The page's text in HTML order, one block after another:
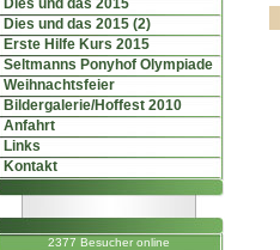
Dies und das 2015
Dies und das 2015 (2)
Erste Hilfe Kurs 2015
Seltmanns Ponyhof Olympiade
Weihnachtsfeier
Bildergalerie/Hoffest 2010
Anfahrt
Links
Kontakt
2377 Besucher online